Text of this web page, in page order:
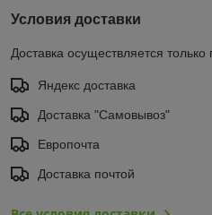
Условия доставки
Доставка осуществляется только
Яндекс доставка
Доставка "Самовывоз"
Европочта
Доставка почтой